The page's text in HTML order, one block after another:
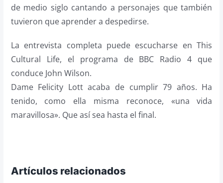
de medio siglo cantando a personajes que también
tuvieron que aprender a despedirse.
La entrevista completa puede escucharse en This
Cultural Life, el programa de BBC Radio 4 que
conduce John Wilson.
Dame Felicity Lott acaba de cumplir 79 años. Ha
tenido, como ella misma reconoce, «una vida
maravillosa». Que así sea hasta el final.
Artículos relacionados